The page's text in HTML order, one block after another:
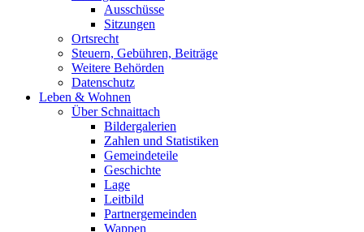
Ausschüsse
Sitzungen
Ortsrecht
Steuern, Gebühren, Beiträge
Weitere Behörden
Datenschutz
Leben & Wohnen
Über Schnaittach
Bildergalerien
Zahlen und Statistiken
Gemeindeteile
Geschichte
Lage
Leitbild
Partnergemeinden
Wappen